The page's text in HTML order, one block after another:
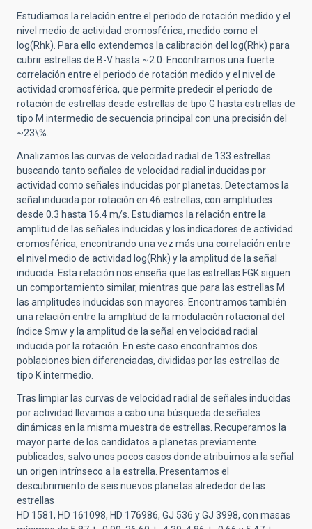
Estudiamos la relación entre el periodo de rotación medido y el
nivel medio de actividad cromosférica, medido como el
log(Rhk). Para ello extendemos la calibración del log(Rhk) para
cubrir estrellas de B-V hasta ~2.0. Encontramos una fuerte
correlación entre el periodo de rotación medido y el nivel de
actividad cromosférica, que permite predecir el periodo de
rotación de estrellas desde estrellas de tipo G hasta estrellas de
tipo M intermedio de secuencia principal con una precisión del
~23\%.
Analizamos las curvas de velocidad radial de 133 estrellas
buscando tanto señales de velocidad radial inducidas por
actividad como señales inducidas por planetas. Detectamos la
señal inducida por rotación en 46 estrellas, con amplitudes
desde 0.3 hasta 16.4 m/s. Estudiamos la relación entre la
amplitud de las señales inducidas y los indicadores de actividad
cromosférica, encontrando una vez más una correlación entre
el nivel medio de actividad log(Rhk) y la amplitud de la señal
inducida. Esta relación nos enseña que las estrellas FGK siguen
un comportamiento similar, mientras que para las estrellas M
las amplitudes inducidas son mayores. Encontramos también
una relación entre la amplitud de la modulación rotacional del
índice Smw y la amplitud de la señal en velocidad radial
inducida por la rotación. En este caso encontramos dos
poblaciones bien diferenciadas, divididas por las estrellas de
tipo K intermedio.
Tras limpiar las curvas de velocidad radial de señales inducidas
por actividad llevamos a cabo una búsqueda de señales
dinámicas en la misma muestra de estrellas. Recuperamos la
mayor parte de los candidatos a planetas previamente
publicados, salvo unos pocos casos donde atribuimos a la señal
un origen intrínseco a la estrella. Presentamos el
descubrimiento de seis nuevos planetas alrededor de las
estrellas
HD 1581, HD 161098, HD 176986, GJ 536 y GJ 3998, con masas